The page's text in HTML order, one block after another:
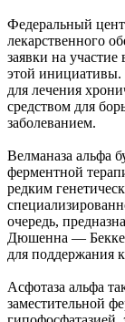
Федеральный
лекарственного
заявки на
этой инициативы.
для лечения
средством для
заболеванием.
Велманаза альфа
ферментной
редким
очередь,
Дюшенна —
для поддержания
Асфотаза альфа
заместительной